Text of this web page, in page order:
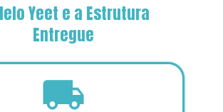
Yeet e a Estrutura
Entregue